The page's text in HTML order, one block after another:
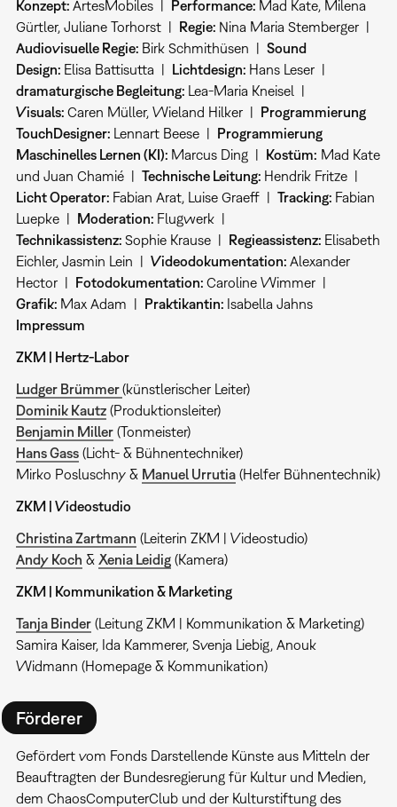
Konzept: ArtesMobiles | Performance: Mad Kate, Milena
Gürtler, Juliane Torhorst |
Regie: Nina Maria Stemberger |
Audiovisuelle Regie: Birk Schmithüsen | Sound
Design: Elisa Battisutta | Lichtdesign: Hans Leser |
dramaturgische Begleitung: Lea-Maria Kneisel |
Visuals: Caren Müller, Wieland Hilker |
Programmierung
TouchDesigner: Lennart Beese |
Programmierung
Maschinelles Lernen (KI): Marcus Ding | Kostüm: Mad Kate
und Juan Chamié | Technische Leitung: Hendrik Fritze |
Licht Operator: Fabian Arat, Luise Graeff | Tracking: Fabian
Luepke |
Moderation: Flugwerk |
Technikassistenz: Sophie Krause | Regieassistenz: Elisabeth
Eichler, Jasmin Lein | Videodokumentation: Alexander
Hector |
Fotodokumentation: Caroline Wimmer |
Grafik: Max Adam | Praktikantin: Isabella Jahns
Impressum
ZKM | Hertz-Labor
Ludger Brümmer(künstlerischer Leiter)
Dominik Kautz(Produktionsleiter)
Benjamin Miller(Tonmeister)
Hans Gass(Licht- & Bühnentechniker)
Mirko Posluschny & Manuel Urrutia(Helfer Bühnentechnik)
ZKM | Videostudio
Christina Zartmann (Leiterin ZKM | Videostudio)
Andy Koch & Xenia Leidig(Kamera)
ZKM | Kommunikation & Marketing
Tanja Binder(Leitung ZKM | Kommunikation & Marketing)
Samira Kaiser, Ida Kammerer, Svenja Liebig, Anouk
Widmann (Homepage & Kommunikation)
Förderer
Gefördert vom Fonds Darstellende Künste aus Mitteln der
Beauftragten der Bundesregierung für Kultur und Medien,
dem ChaosComputerClub und der Kulturstiftung des